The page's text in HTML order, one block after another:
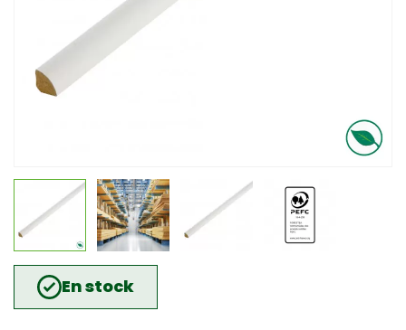
En stock